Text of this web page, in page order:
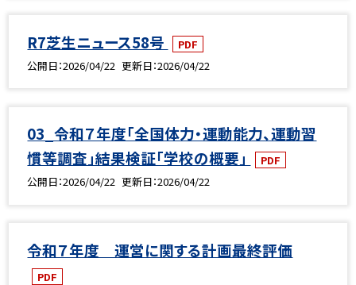
R7芝生ニュース58号
PDF
公開日 2026/04/22 更新日 2026/04/22
03_令和７年度「全国体力・運動能力、運動習
慣等調査」結果検証「学校の概要」
PDF
公開日 2026/04/22 更新日 2026/04/22
令和７年度 運営に関する計画最終評価
PDF